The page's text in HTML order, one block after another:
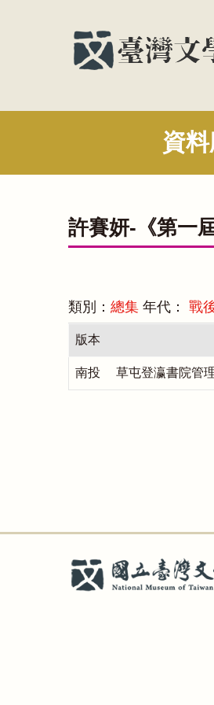
資
許賽妍-《第一
類別： 總集 年代： 戰
版本
南投 草屯登瀛書院管